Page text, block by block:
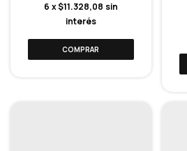
6 x$11.328,08 sin
interés